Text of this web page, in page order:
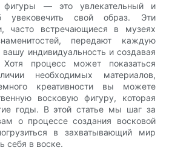
фигуры — это увлекательный и
увековечить свой образ. Эти
часто встречающиеся в музеях
передают каждую
индивидуальность и создавая
процесс может показаться
необходимых материалов,
креативности вы можете
восковую фигуру, которая
годы. В этой статье мы шаг за
о процессе создания восковой
в захватывающий мир
себя в воске.